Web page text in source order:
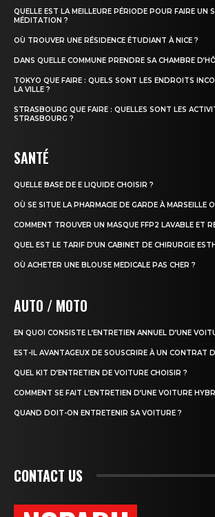
QUELLE EST LA MEILLEURE PÉRIODE POUR FAIRE UN
MÉDITATION ?
OÙ TROUVER UNE RÉSIDENCE ÉTUDIANT À NICE ?
DANS QUELLE COMMUNE PRENDRE SA CHAMBRE
TOKYO QUE FAIRE : QUELS SONT LES ENDROITS
LA VILLE ?
STRASBOURG QUE FAIRE : QUELLES SONT LES
STRASBOURG ?
SANTÉ
QUELLE BASE DE E LIQUIDE CHOISIR ?
OÙ SE SITUE LA PHARMACIE DE GARDE À MARSEILLE
COMMENT TROUVER UN MASQUE FFP2 LAVABLE ET
QUEL EST LE TARIF D’UN CABINET DE CHIRURGIE
OÙ ACHETER UNE BLOUSE MEDICALE PAS CHER ?
AUTO / MOTO
EN QUOI CONSISTE L’ENTRETIEN ANNUEL D’UNE
EST-IL AVANTAGEUX DE SOUSCRIRE À UN CONTRAT
QUEL KIT D’ENTRETIEN DE VOITURE CHOISIR ?
COMMENT SE FAIT L’ENTRETIEN D’UNE VOITURE
QUAND DOIT-ON ENTRETENIR SA VOITURE ?
CONTACT US